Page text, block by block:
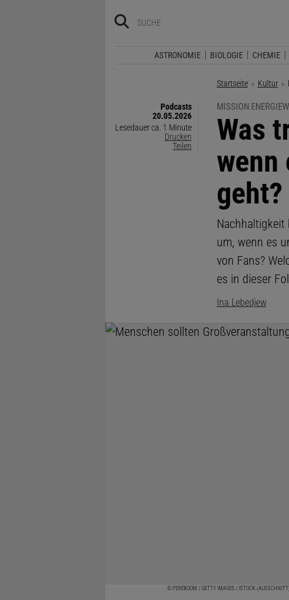
ASTRONOMIE BIOLOGIE CHEMIE
Startseite Kultur
Podcasts
20.05.2026
Lesedauer ca. 1 Minute
Drucken
Teilen
MISSION
:
Was
wenn
geht?
Nachhaltigkeit
um, wenn es
von Fans?
es in dieser
Ina Lebedjew
© PEREBOOM / GETTY IMAGES / ISTOCK (AUSSCHNITT)